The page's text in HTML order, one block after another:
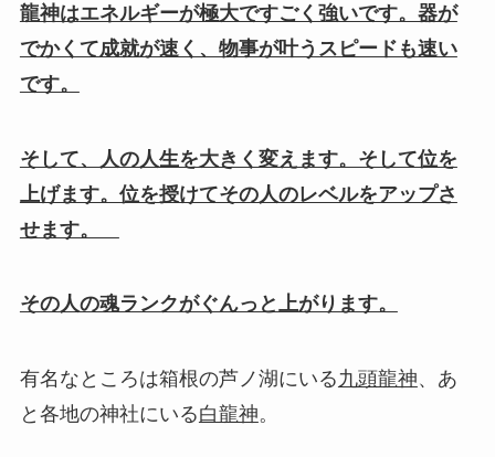
龍神はエネルギーが極大ですごく強いです。器が
でかくて成就が速く、物事が叶うスピードも速い
です。
そして、人の人生を大きく変えます。そして位を
上げます。位を授けてその人のレベルをアップさ
せます。
その人の魂ランクがぐんっと上がります。
有名なところは箱根の芦ノ湖にいる九頭龍神、 あ
と各地の神社にいる白龍神。